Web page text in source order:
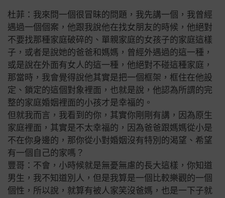
杜菲：我來問一個很冒昧的問題，我先講一個，我曾經
遇過一個個案，他跟我說他在找女朋友的時候，他絕對
不要找那種家庭破碎的、單親家庭的女孩子的家庭這樣
子，或者是說她的爸爸和媽媽，曾經外遇過的這一種，
或是說在外面有女人的這一種，他絕對不碰這種家庭，
那當時，我會覺得說他其實是把一個框架，框住在他設
定、鎖定的這個對象裡面，也就是說，他認為所謂的完
整的家庭婚姻裡面的小孩才是幸福的。
但就我而言，我看到的你，其實你剛剛有講，因為原生
家庭裡面，其實是不太幸福的，因為爸爸跟媽媽從小是
不在你身邊的，那你從小對婚姻沒有特別的渴望、希望
有一個自己的家嗎？
豐哥：不會，小時候就是無憂無慮的長大這樣，你知道
男生，我不知道別人，但是我算是一個比較樂觀的一個
個性，所以說，就算有被人家笑沒爸媽，也是一下子就